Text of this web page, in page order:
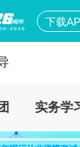
下载
实务学